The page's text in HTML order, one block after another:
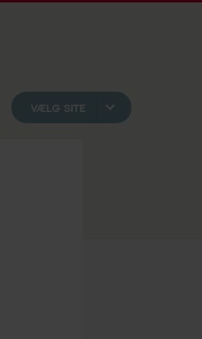
VÆLG SITE